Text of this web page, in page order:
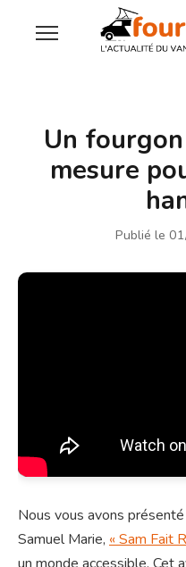
Un
mesure
Publié le
Nous vous avons
Samuel Marie, « Sam Fait